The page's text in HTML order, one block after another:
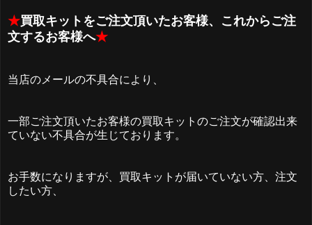
★買取キットをご注文頂いたお客様、これからご注
文するお客様へ★
当店のメールの不具合により、
一部ご注文頂いたお客様の買取キットのご注文が確認出来
ていない不具合が生じております。
お手数になりますが、買取キットが届いていない方、注文
したい方、